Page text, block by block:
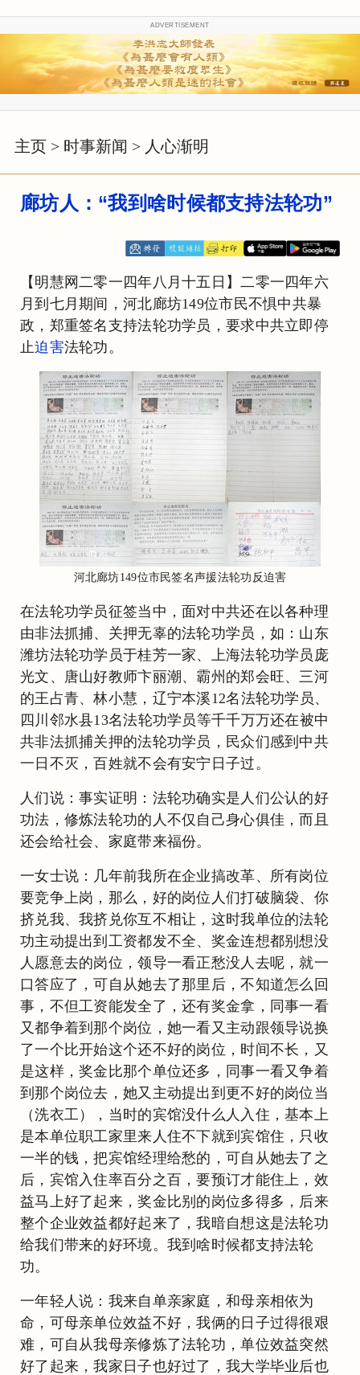
ADVERTISEMENT
主页 > 时事新闻 > 人心渐明
廊坊人：“我到啥时候都支持法轮功”
【明慧网二零一四年八月十五日】二零一四年六
月到七月期间，河北廊坊149位市民不惧中共暴
政，郑重签名支持法轮功学员，要求中共立即停
止迫害法轮功。
河北廊坊149位市民签名声援法轮功反迫害
在法轮功学员征签当中，面对中共还在以各种理
由非法抓捕、关押无辜的法轮功学员，如：山东
潍坊法轮功学员于桂芳一家、上海法轮功学员庞
光文、唐山好教师卞丽潮、霸州的郑会旺、三河
的王占青、林小慧，辽宁本溪12名法轮功学员、
四川邻水县13名法轮功学员等千千万万还在被中
共非法抓捕关押的法轮功学员，民众们感到中共
一日不灭，百姓就不会有安宁日子过。
人们说：事实证明：法轮功确实是人们公认的好
功法，修炼法轮功的人不仅自己身心俱佳，而且
还会给社会、家庭带来福份。
一女士说：几年前我所在企业搞改革、所有岗位
要竞争上岗，那么，好的岗位人们打破脑袋、你
挤兑我、我挤兑你互不相让，这时我单位的法轮
功主动提出到工资都发不全、奖金连想都别想没
人愿意去的岗位，领导一看正愁没人去呢，就一
口答应了，可自从她去了那里后，不知道怎么回
事，不但工资能发全了，还有奖金拿，同事一看
又都争着到那个岗位，她一看又主动跟领导说换
了一个比开始这个还不好的岗位，时间不长，又
是这样，奖金比那个单位还多，同事一看又争着
到那个岗位去，她又主动提出到更不好的岗位当
（洗衣工），当时的宾馆没什么人入住，基本上
是本单位职工家里来人住不下就到宾馆住，只收
一半的钱，把宾馆经理给愁的，可自从她去了之
后，宾馆入住率百分之百，要预订才能住上，效
益马上好了起来，奖金比别的岗位多得多，后来
整个企业效益都好起来了，我暗自想这是法轮功
给我们带来的好环境。我到啥时候都支持法轮
功。
一年轻人说：我来自单亲家庭，和母亲相依为
命，可母亲单位效益不好，我俩的日子过得很艰
难，可自从我母亲修炼了法轮功，单位效益突然
好了起来，我家日子也好过了，我大学毕业后也